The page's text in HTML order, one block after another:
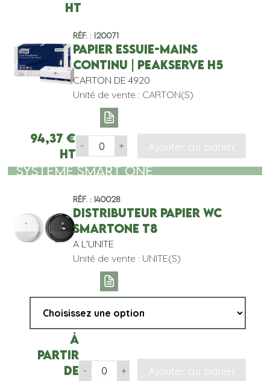
HT
Réf. : I20071
PAPIER ESSUIE-MAINS
CONTINU | PEAKSERVE H5
CARTON DE 4920
Unité de vente : CARTON(S)
94,37€
HT
- + Ajouter au panier
SYSTEME SMART ONE
Réf. : I40028
DISTRIBUTEUR PAPIER WC
SMARTONE T8
A L'UNITE
Unité de vente : UNITE(S)
À
partir
de - + Ajouter au panier